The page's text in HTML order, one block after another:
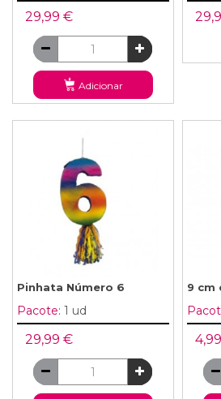
29,99 €
Adicionar
Pinhata Número 6
Pacote: 1 ud
29,99 €
9 cm